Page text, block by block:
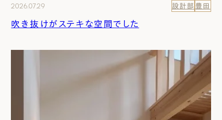
2026.07.29 設計部 豊田
吹き抜けがステキな空間でした